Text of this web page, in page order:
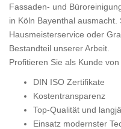
Fassaden- und
in Köln Bayenthal ausmacht.
Hausmeisterservice oder
Bestandteil unserer Arbeit.
Profitieren Sie als Kunde
DIN ISO Zertifikate
Kostentransparenz
Top-Qualität und
Einsatz modernster